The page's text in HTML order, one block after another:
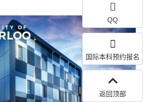
QQ
国际本科预约报名
返回顶部